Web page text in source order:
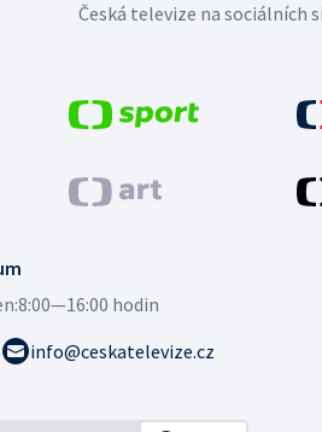
8:00—16:00 hodin
info@ceskatelevize.cz
Česká televize na sociálních